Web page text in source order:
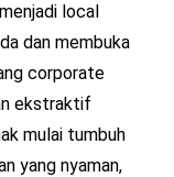
local
dan membuka
corporate
ekstraktif
mulai tumbuh
yang nyaman,